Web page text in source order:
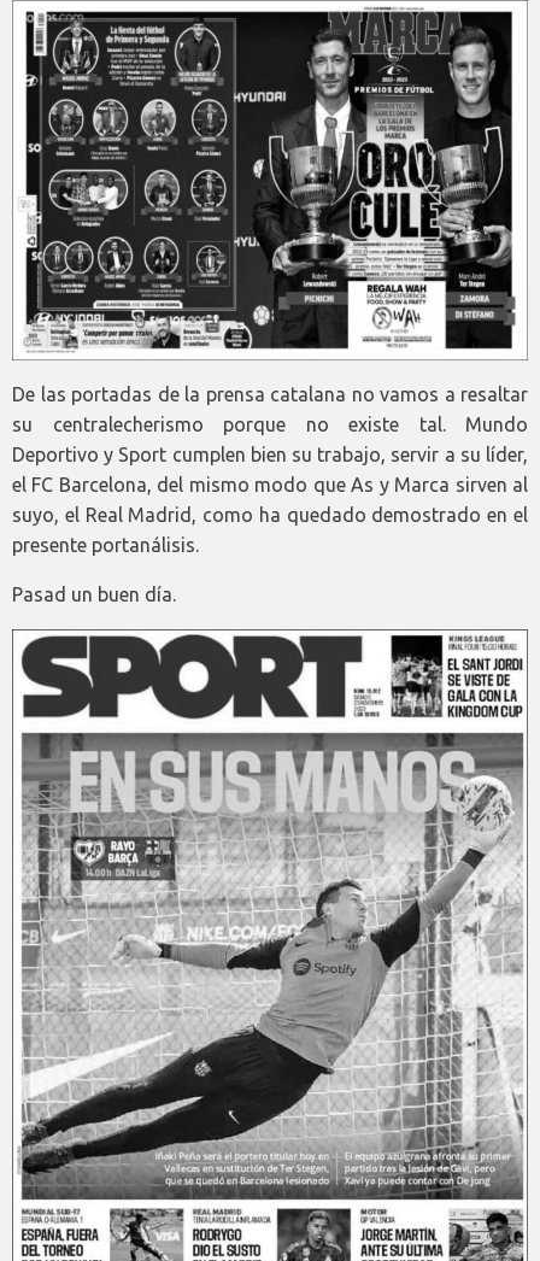
De las portadas de la prensa catalana no vamos a resaltar
su centralecherismo porque no existe tal. Mundo
Deportivo y Sport cumplen bien su trabajo, servir a su líder,
el FC Barcelona, del mismo modo que As y Marca sirven al
suyo, el Real Madrid, como ha quedado demostrado en el
presente portanálisis.
Pasad un buen día.